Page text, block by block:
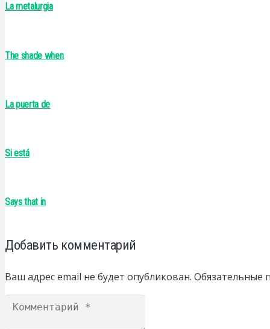
La metalurgia
The shade when
La puerta de
Si está
Says that in
Добавить комментарий
Ваш адрес email не будет опубликован. Обязательные